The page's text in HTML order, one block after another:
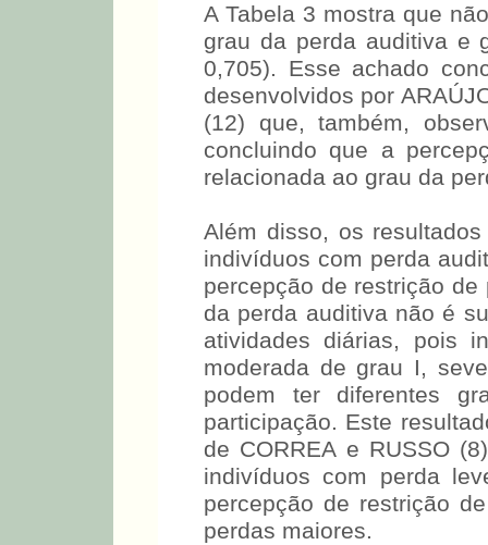
periférica, mas que
emocionais devido às
apresentassem DPA.
A Tabela 3 mostra que
grau da perda auditiva e
0,705). Esse achado
(12) que, também,
concluindo que a
relacionada ao grau da
Além disso, os
indivíduos com perda
percepção de restrição
da perda auditiva não é
atividades diárias, pois
moderada de grau I,
podem ter diferentes
participação. Este